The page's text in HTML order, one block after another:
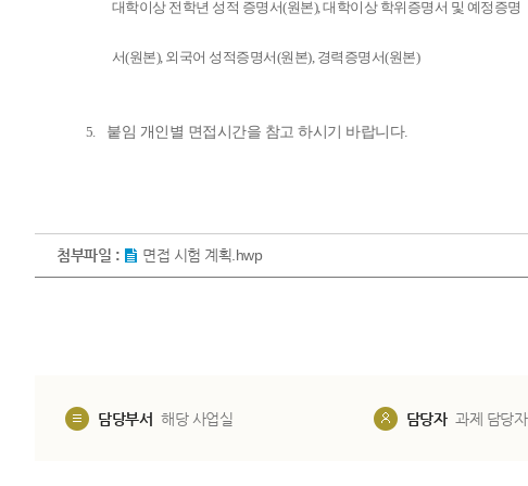
대학이상 전학년 성적 증명서(원본), 대학이상 학위증명서 및 예정증명
서(원본), 외국어 성적증명서(원본), 경력증명서(원본)
5. 붙임 개인별 면접시간을 참고 하시기 바랍니다.
첨부파일 : 면접 시험 계획.hwp
담당부서 해당 사업실 담당자 과제 담당자